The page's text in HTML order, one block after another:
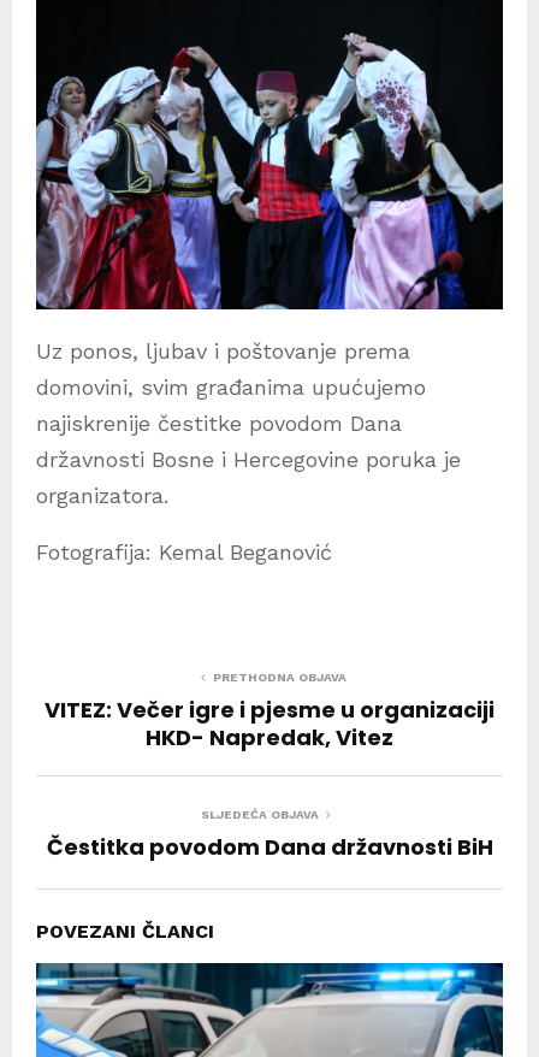
Uz ponos, ljubav i poštovanje prema
domovini, svim građanima upućujemo
najiskrenije čestitke povodom Dana
državnosti Bosne i Hercegovine poruka je
organizatora.
Fotografija: Kemal Beganović
PRETHODNA OBJAVA
VITEZ: Večer igre i pjesme u organizaciji
HKD- Napredak, Vitez
SLJEDEĆA OBJAVA
Čestitka povodom Dana državnosti BiH
POVEZANI ČLANCI